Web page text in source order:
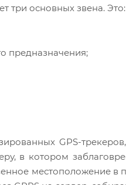
три основных звена. Это:
предназначения;
GPS-
в котором
местоположение